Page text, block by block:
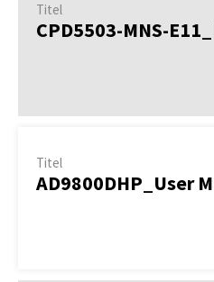
Titel
CPD5503-MNS-
Titel
AD9800DHP_User